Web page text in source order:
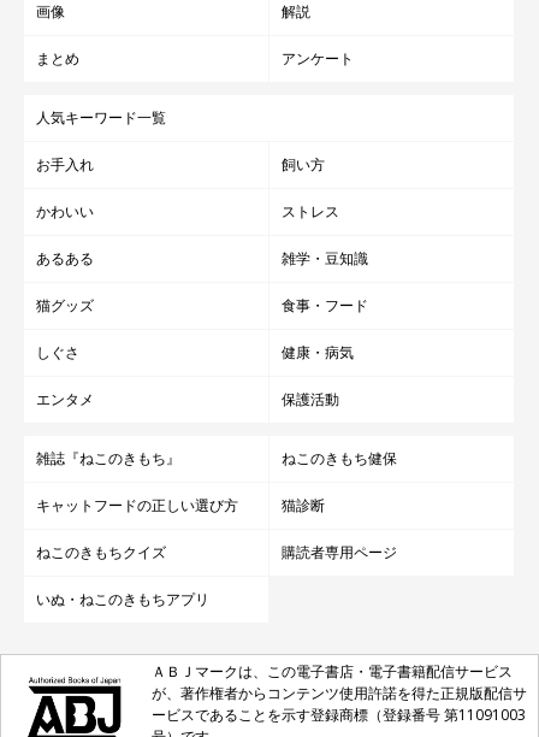
画像 解説
まとめ アンケート
人気キーワード一覧
お手入れ 飼い方
かわいい ストレス
あるある 雑学・豆知識
猫グッズ 食事・フード
しぐさ 健康・病気
エンタメ 保護活動
雑誌『ねこのきもち』 ねこのきもち健保
キャットフードの正しい選び方 猫診断
ねこのきもちクイズ 購読者専用ページ
いぬ・ねこのきもちアプリ
ＡＢＪマークは、この電子書店・電子書籍配信サービス
が、著作権者からコンテンツ使用許諾を得た正規版配信サ
ービスであることを示す登録商標（登録番号 第11091003